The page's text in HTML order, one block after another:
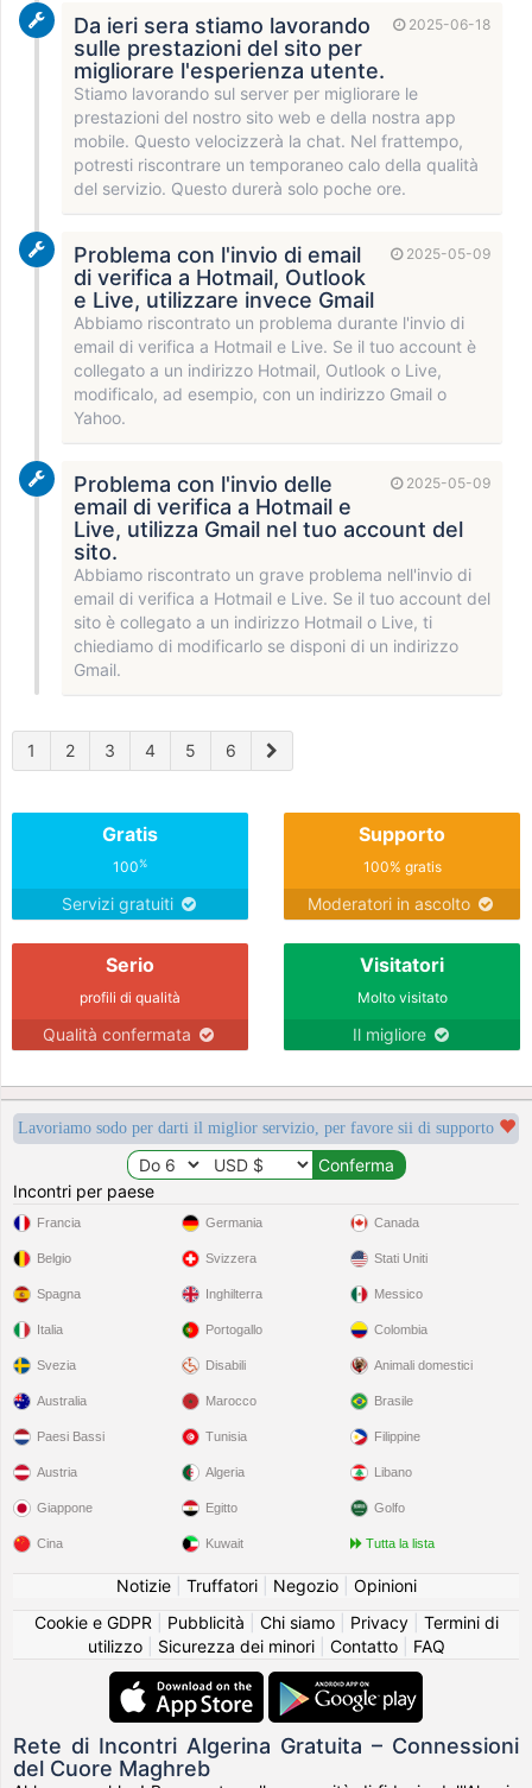
2025-06-18
Da ieri sera stiamo lavorando
sulle prestazioni del sito per
migliorare l'esperienza utente.
Stiamo lavorando sul server per migliorare le
prestazioni del nostro sito web e della nostra app
mobile. Questo velocizzerà la chat. Nel frattempo,
potresti riscontrare un temporaneo calo della qualità
del servizio. Questo durerà solo poche ore.
2025-05-09
Problema con l'invio di email
di verifica a Hotmail, Outlook
e Live, utilizzare invece Gmail
Abbiamo riscontrato un problema durante l'invio di
email di verifica a Hotmail e Live. Se il tuo account è
collegato a un indirizzo Hotmail, Outlook o Live,
modificalo, ad esempio, con un indirizzo Gmail o
Yahoo.
2025-05-09
Problema con l'invio delle
email di verifica a Hotmail e
Live, utilizza Gmail nel tuo account del
sito.
Abbiamo riscontrato un grave problema nell'invio di
email di verifica a Hotmail e Live. Se il tuo account del
sito è collegato a un indirizzo Hotmail o Live, ti
chiediamo di modificarlo se disponi di un indirizzo
Gmail.
1 2 3 4 5 6
Gratis
100%
Servizi gratuiti
Supporto
100% gratis
Moderatori in ascolto
Serio
profili di qualità
Qualità confermata
Visitatori
Molto visitato
Il migliore
Lavoriamo sodo per darti il miglior servizio, per favore sii di supporto
Incontri per paese
Francia
Belgio
Spagna
Italia
Svezia
Germania
Svizzera
Inghilterra
Portogallo
Disabili
Canada
Stati Uniti
Messico
Colombia
Animali domestici
Australia
Paesi Bassi
Austria
Giappone
Cina
Marocco
Tunisia
Algeria
Egitto
Kuwait
Brasile
Filippine
Libano
Golfo
Tutta la lista
Notizie| Truffatori| Negozio| Opinioni
Cookie e GDPR
Pubblicità Chi siamo| Privacy| Termini di
utilizzo| Sicurezza dei minori| Contatto| FAQ
Rete di Incontri Algerina Gratuita – Connessioni
del Cuore Maghreb